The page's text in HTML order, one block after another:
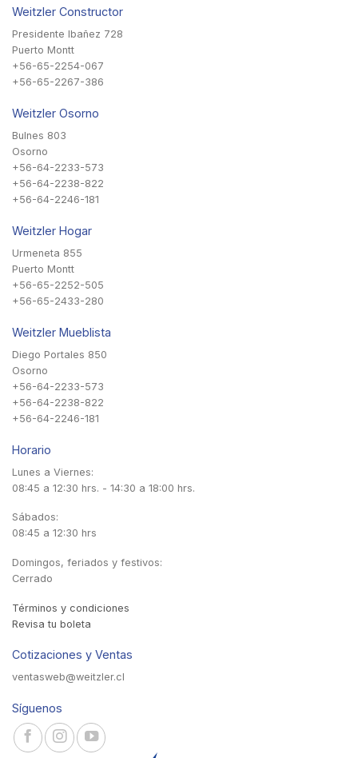
Weitzler Constructor
Presidente Ibañez 728
Puerto Montt
+56-65-2254-067
+56-65-2267-386
Weitzler Osorno
Bulnes 803
Osorno
+56-64-2233-573
+56-64-2238-822
+56-64-2246-181
Weitzler Hogar
Urmeneta 855
Puerto Montt
+56-65-2252-505
+56-65-2433-280
Weitzler Mueblista
Diego Portales 850
Osorno
+56-64-2233-573
+56-64-2238-822
+56-64-2246-181
Horario
Lunes a Viernes:
08:45 a 12:30 hrs. - 14:30 a 18:00 hrs.
Sábados:
08:45 a 12:30 hrs
Domingos, feriados y festivos:
Cerrado
Términos y condiciones
Revisa tu boleta
Cotizaciones y Ventas
ventasweb@weitzler.cl
Síguenos